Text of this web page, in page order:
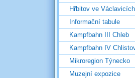
Hřbitov ve Václavicích
Informační tabule
Kampfbahn III Chleb
Kampfbahn IV
Mikroregion Týnecko
Muzejní expozice